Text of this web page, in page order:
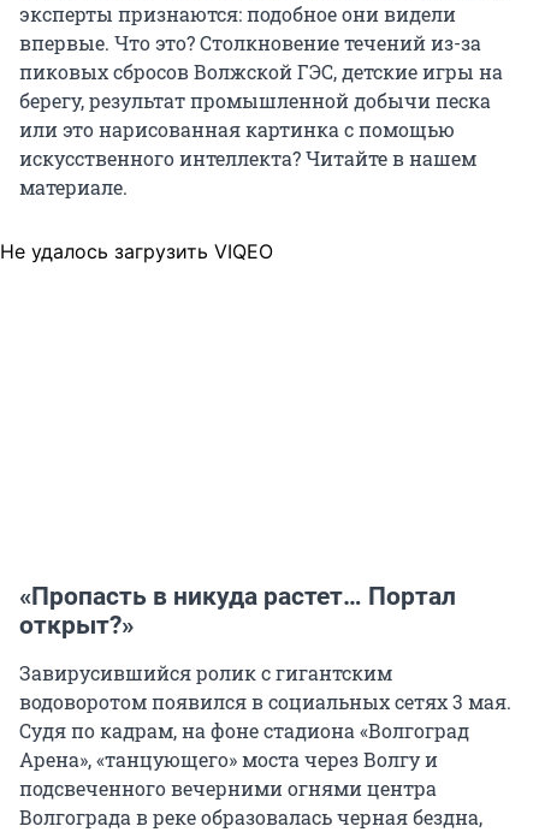
эксперты признаются: подобное они видели
впервые. Что это? Столкновение течений из-за
пиковых сбросов Волжской ГЭС, детские игры на
берегу, результат промышленной добычи песка
или это нарисованная картинка с помощью
искусственного интеллекта? Читайте в нашем
материале.
Не удалось загрузить VIQEO
«Пропасть в никуда растет… Портал
открыт?»
Завирусившийся ролик с гигантским
водоворотом появился в социальных сетях 3 мая.
Судя по кадрам, на фоне стадиона «Волгоград
Арена», «танцующего» моста через Волгу и
подсвеченного вечерними огнями центра
Волгограда в реке образовалась черная бездна,